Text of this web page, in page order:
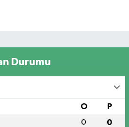
Durumu
O P
0 0